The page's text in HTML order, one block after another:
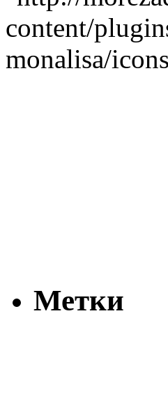
Метки